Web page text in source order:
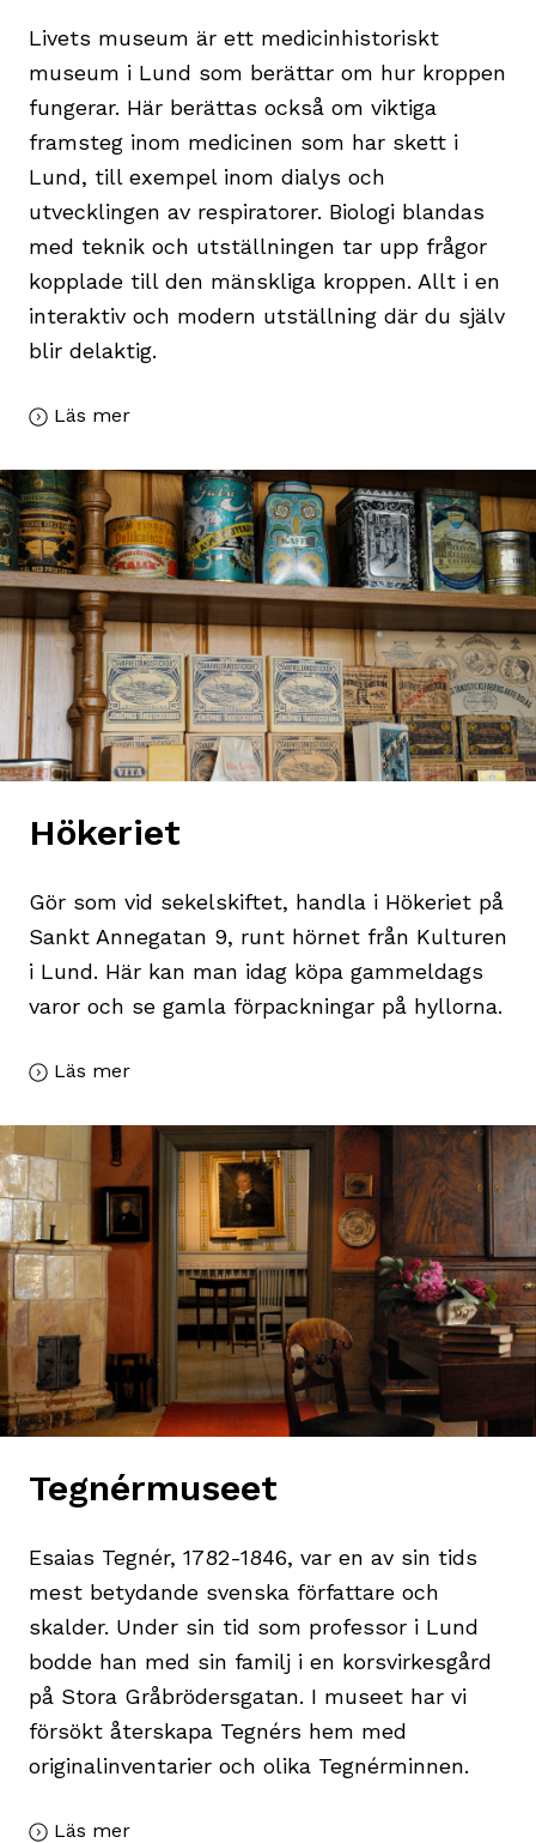
Livets museum är ett medicinhistoriskt
museum i Lund som berättar om hur kroppen
fungerar. Här berättas också om viktiga
framsteg inom medicinen som har skett i
Lund, till exempel inom dialys och
utvecklingen av respiratorer. Biologi blandas
med teknik och utställningen tar upp frågor
kopplade till den mänskliga kroppen. Allt i en
interaktiv och modern utställning där du själv
blir delaktig.
Läs mer
Hökeriet
Gör som vid sekelskiftet, handla i Hökeriet på
Sankt Annegatan 9, runt hörnet från Kulturen
i Lund. Här kan man idag köpa gammeldags
varor och se gamla förpackningar på hyllorna.
Läs mer
Tegnérmuseet
Esaias Tegnér, 1782-1846, var en av sin tids
mest betydande svenska författare och
skalder. Under sin tid som professor i Lund
bodde han med sin familj i en korsvirkesgård
på Stora Gråbrödersgatan. I museet har vi
försökt återskapa Tegnérs hem med
originalinventarier och olika Tegnérminnen.
Läs mer